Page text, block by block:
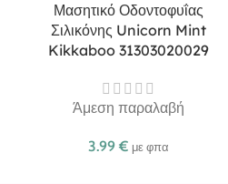
Μασητικό Οδοντοφυΐας
Σιλικόνης Unicorn Mint
Kikkaboo 31303020029
Άμεση παραλαβή
3.99 € με φπα